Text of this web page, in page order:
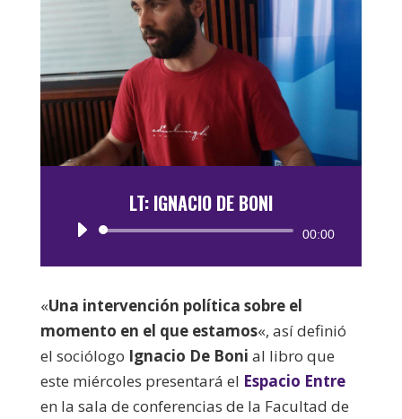
LT: IGNACIO DE BONI
Reproductor
00:00
«Una intervención política sobre el
momento en el que estamos«, así definió
el sociólogo Ignacio De Boni al libro que
este miércoles presentará el Espacio Entre
en la sala de conferencias de la Facultad de